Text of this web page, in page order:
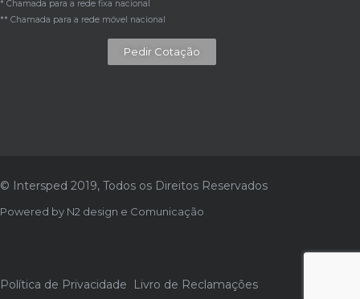
* Chamada para a rede fixa nacional
** Chamada para a rede móvel nacional
Pedir Cotação
© Intersped 2019, Todos os Direitos Reservados
Powered by N2 design e Comunicação
Política de Privacidade Livro de Reclamações